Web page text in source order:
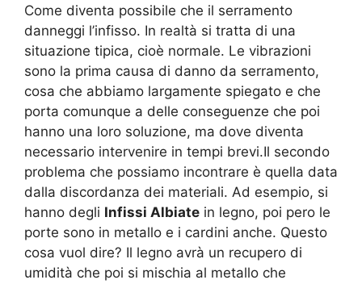
Come diventa possibile che il serramento
danneggi l’infisso. In realtà si tratta di una
situazione tipica, cioè normale. Le vibrazioni
sono la prima causa di danno da serramento,
cosa che abbiamo largamente spiegato e che
porta comunque a delle conseguenze che poi
hanno una loro soluzione, ma dove diventa
necessario intervenire in tempi brevi.Il secondo
problema che possiamo incontrare è quella data
dalla discordanza dei materiali. Ad esempio, si
hanno degli Infissi Albiate in legno, poi pero le
porte sono in metallo e i cardini anche. Questo
cosa vuol dire? Il legno avrà un recupero di
umidità che poi si mischia al metallo che